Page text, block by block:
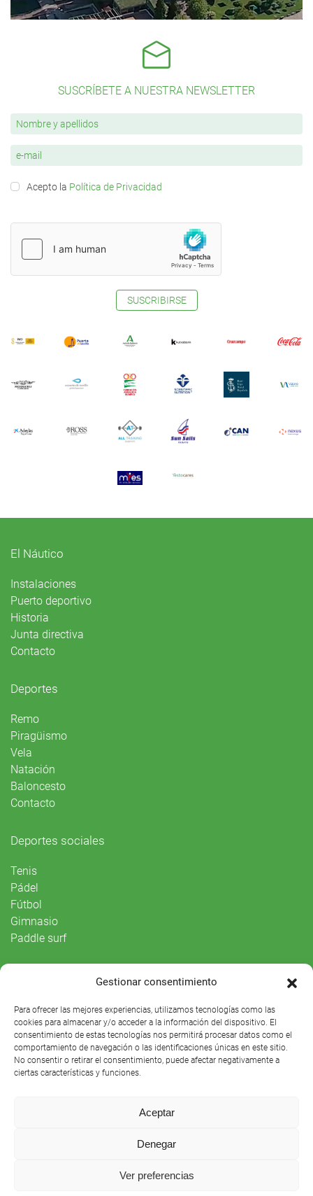
Gestionar consentimiento
Para ofrecer las mejores experiencias, utilizamos tecnologías como las
cookies para almacenar y/o acceder a la información del dispositivo. El
consentimiento de estas tecnologías nos permitirá procesar datos como el
comportamiento de navegación o las identificaciones únicas en este sitio.
No consentir o retirar el consentimiento, puede afectar negativamente a
ciertas características y funciones.
Aceptar
Denegar
Ver preferencias
SUSCRÍBETE A NUESTRA NEWSLETTER
Acepto la Política de Privacidad
SUSCRIBIRSE
El Náutico
Instalaciones
Puerto deportivo
Historia
Junta directiva
Contacto
Deportes
Remo
Piragüismo
Vela
Natación
Baloncesto
Contacto
Deportes sociales
Tenis
Pádel
Fútbol
Gimnasio
Paddle surf
Agenda
Club Náutico Sevilla © 2021 |Aviso legal